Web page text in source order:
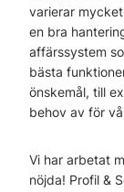
varierar
en bra
affärssystem
bästa
önskemål, till
behov av för
Vi har arbetat
nöjda! Profil &